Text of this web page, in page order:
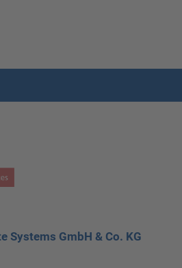
Systems GmbH & Co. KG